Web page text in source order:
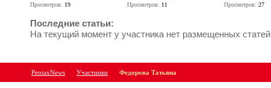
Просмотров: 19
Просмотров: 11
Просмотров: 27
Последние статьи:
На текущий момент у участника нет размещенных статей
PentaxNews Участники Федорова Татьяна